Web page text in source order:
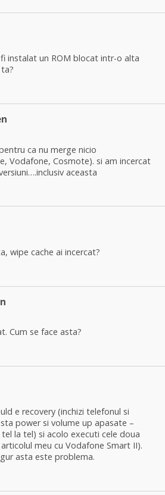
instalat un ROM blocat intr-o alta
ca nu merge nicio
Vodafone, Cosmote). si am incercat
aceasta
wipe cache ai incercat?
Cum se face asta?
e recovery (inchizi telefonul si
power si volume up apasate –
la tel) si acolo executi cele doua
meu cu Vodafone Smart II).
asta este problema.